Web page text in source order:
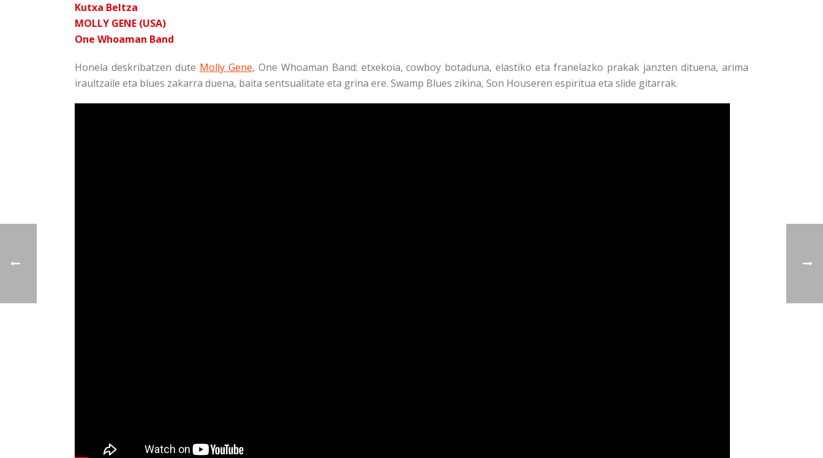
Kutxa Beltza
MOLLY GENE (USA)
One Whoaman Band
Honela deskribatzen dute Molly Gene, One Whoaman Band: etxekoia, cowboy botaduna, elastiko eta franelazko prakak janzten dituena, arima
iraultzaile eta blues zakarra duena, baita sentsualitate eta grina ere. Swamp Blues zikina, Son Houseren espiritua eta slide gitarrak.